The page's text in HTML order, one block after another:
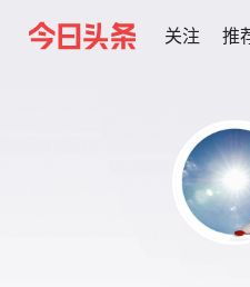
关注 推